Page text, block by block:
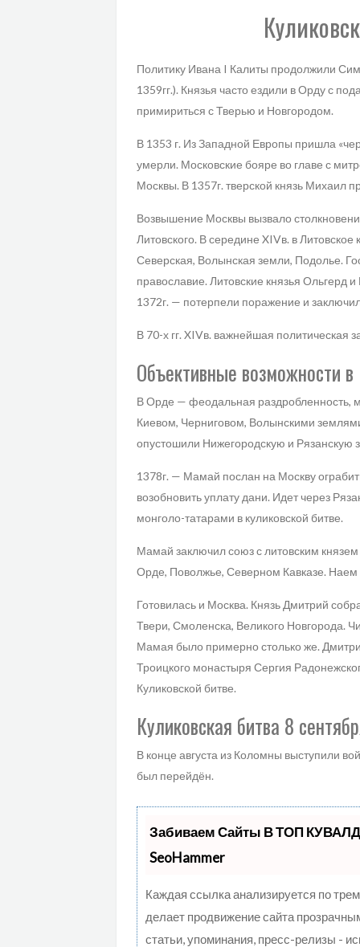
Политику Ивана I Калиты продолжили
1359гг.). Князья часто ездили в Орду с
примириться с Тверью и Новгородом.
В 1353 г. Из Западной Европы пришла
умерли. Московские бояре во главе с
Москвы. В 1357г. тверской князь Михаил
Возвышение Москвы вызвало
Литовского. В середине XIVв. в
Северская, Волынская земли, Подолье.
православие. Литовские князья Ольгерд
1372г. — потерпели поражение и
В 70-х гг. XIVв. важнейшая политическая
Объективные возможности в
В Орде — феодальная раздробленность,
Киевом, Черниговом, Волынскими
опустошили Нижегородскую и Рязанскую
1378г. — Мамай послан на Москву
возобновить уплату дани. Идет через
монголо-татарами в куликовской битве.
Мамай заключил союз с литовским
Орде, Поволжье, Северном Кавказе. Наем
Готовилась и Москва. Князь Дмитрий
Твери, Смоленска, Великого Новгорода.
Мамая было примерно столько же.
Троицкого монастыря Сергия
Куликовской битве.
Куликовская битва 8
В конце августа из Коломны выступили
был перейдён.
Забиваем Сайты В ТОП
SeoHammer
Каждая ссылка анализируется по
делает продвижение сайта
статьи, упоминания, пресс-релизы -